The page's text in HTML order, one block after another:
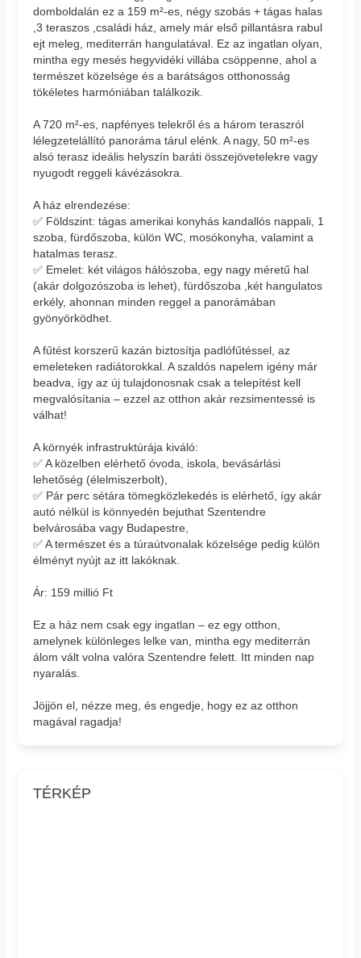
domboldalán ez a 159 m²-es, négy szobás + tágas halas
,3 teraszos ,családi ház, amely már első pillantásra rabul
ejt meleg, mediterrán hangulatával. Ez az ingatlan olyan,
mintha egy mesés hegyvidéki villába csöppenne, ahol a
természet közelsége és a barátságos otthonosság
tökéletes harmóniában találkozik.
A 720 m²-es, napfényes telekről és a három teraszról
lélegzetelállító panoráma tárul elénk. A nagy, 50 m²-es
alsó terasz ideális helyszín baráti összejövetelekre vagy
nyugodt reggeli kávézásokra.
A ház elrendezése:
✅ Földszint: tágas amerikai konyhás kandallós nappali, 1
szoba, fürdőszoba, külön WC, mosókonyha, valamint a
hatalmas terasz.
✅ Emelet: két világos hálószoba, egy nagy méretű hal
(akár dolgozószoba is lehet), fürdőszoba ,két hangulatos
erkély, ahonnan minden reggel a panorámában
gyönyörködhet.
A fűtést korszerű kazán biztosítja padlófűtéssel, az
emeleteken radiátorokkal. A szaldós napelem igény már
beadva, így az új tulajdonosnak csak a telepítést kell
megvalósítania – ezzel az otthon akár rezsimentessé is
válhat!
A környék infrastruktúrája kiváló:
✅ A közelben elérhető óvoda, iskola, bevásárlási
lehetőség (élelmiszerbolt),
✅ Pár perc sétára tömegközlekedés is elérhető, így akár
autó nélkül is könnyedén bejuthat Szentendre
belvárosába vagy Budapestre,
✅ A természet és a túraútvonalak közelsége pedig külön
élményt nyújt az itt lakóknak.
Ár: 159 millió Ft
Ez a ház nem csak egy ingatlan – ez egy otthon,
amelynek különleges lelke van, mintha egy mediterrán
álom vált volna valóra Szentendre felett. Itt minden nap
nyaralás.
Jöjjön el, nézze meg, és engedje, hogy ez az otthon
magával ragadja!
TÉRKÉP